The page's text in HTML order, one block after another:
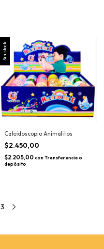
Sin stock
Caleidoscopio Animalitos
$2.450,00
$2.205,00 con Transferencia o
depósito
3